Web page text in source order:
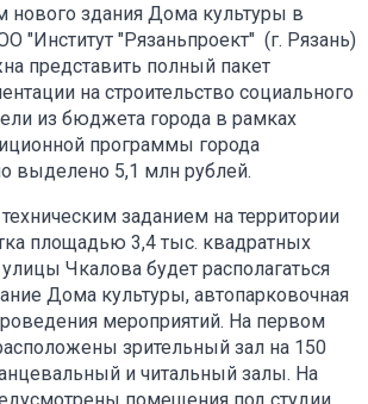
нового здания Дома культуры в
"Институт "Рязаньпроект" (г. Рязань)
представить полный пакет
на строительство социального
из бюджета города в рамках
программы города
выделено 5,1 млн рублей.
заданием на территории
площадью 3,4 тыс. квадратных
Чкалова будет располагаться
Дома культуры, автопарковочная
мероприятий. На первом
зрительный зал на 150
и читальный залы. На